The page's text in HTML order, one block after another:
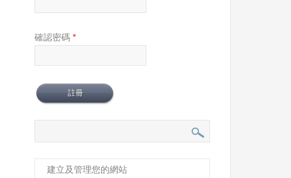
確認密碼*
建立及管理您的網站